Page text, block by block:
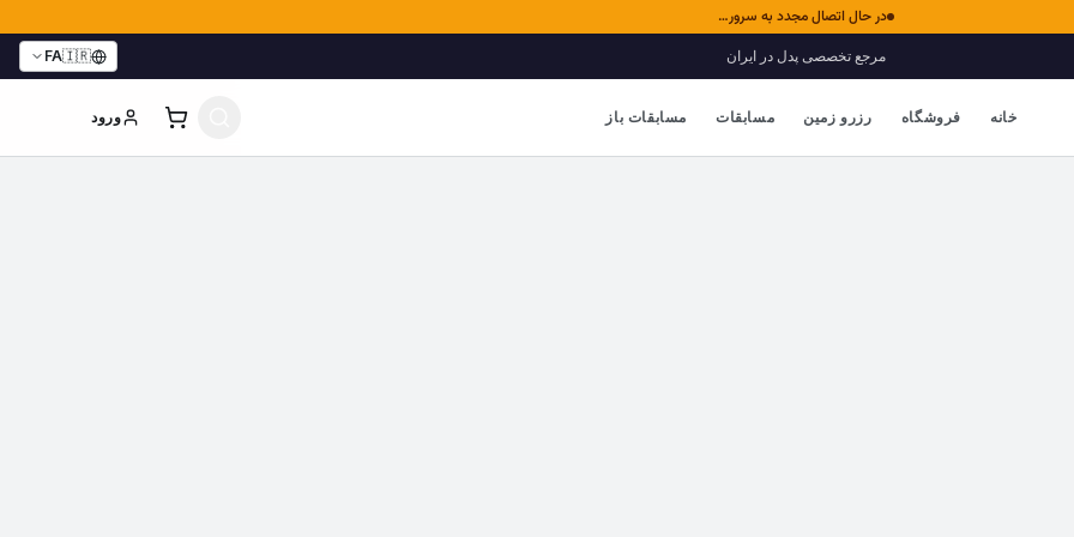
در حال اتصال مجدد به سرور…
مرجع تخصصی پدل در ایران 🇮🇷
FA
خانه فروشگاه رزرو زمین مسابقات مسابقات باز ورود